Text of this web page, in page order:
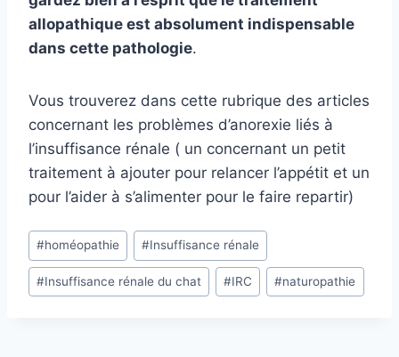
allopathique est absolument indispensable
dans cette pathologie.
Vous trouverez dans cette rubrique des articles
concernant les problèmes d’anorexie liés à
l’insuffisance rénale ( un concernant un petit
traitement à ajouter pour relancer l’appétit et un
pour l’aider à s’alimenter pour le faire repartir)
Étiquettes
de
la
#homéopathie #Insuffisance rénale
#Insuffisance rénale du chat #IRC #naturopathie